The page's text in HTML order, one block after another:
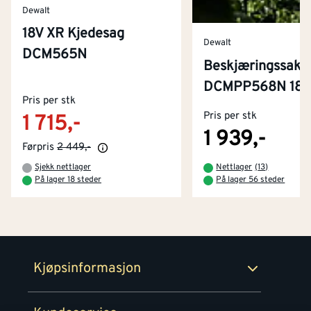
Dewalt
18V XR Kjedesag
DCM565N
Pris per stk
1 715,-
Førpris 2 449,-
Sjekk nettlager
På lager 18 steder
Dewalt
Beskjæringssaks
DCMPP568N
Pris per stk
1 939,-
Nettlager (13)
På lager 56 steder
Kjøpsinformasjon
Kjøpsbetingelser
Retur- og angrerettsskjema
Tjenester
Montér Klubb
Byggevarehus og åpningstider
Prismatch
Personvern